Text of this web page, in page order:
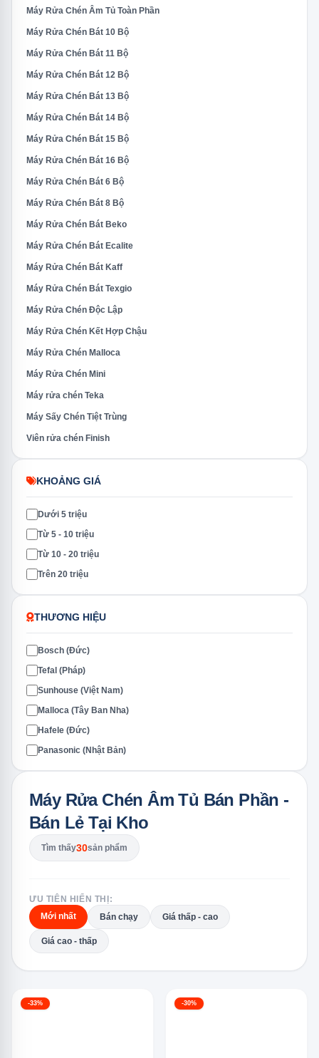
Máy Rửa Chén Âm Tủ Toàn Phần
Máy Rửa Chén Bát 10 Bộ
Máy Rửa Chén Bát 11 Bộ
Máy Rửa Chén Bát 12 Bộ
Máy Rửa Chén Bát 13 Bộ
Máy Rửa Chén Bát 14 Bộ
Máy Rửa Chén Bát 15 Bộ
Máy Rửa Chén Bát 16 Bộ
Máy Rửa Chén Bát 6 Bộ
Máy Rửa Chén Bát 8 Bộ
Máy Rửa Chén Bát Beko
Máy Rửa Chén Bát Ecalite
Máy Rửa Chén Bát Kaff
Máy Rửa Chén Bát Texgio
Máy Rửa Chén Độc Lập
Máy Rửa Chén Kết Hợp Chậu
Máy Rửa Chén Malloca
Máy Rửa Chén Mini
Máy rửa chén Teka
Máy Sấy Chén Tiệt Trùng
Viên rửa chén Finish
KHOẢNG GIÁ
Dưới 5 triệu
Từ 5 - 10 triệu
Từ 10 - 20 triệu
Trên 20 triệu
THƯƠNG HIỆU
Bosch (Đức)
Tefal (Pháp)
Sunhouse (Việt Nam)
Malloca (Tây Ban Nha)
Hafele (Đức)
Panasonic (Nhật Bản)
Máy Rửa Chén Âm Tủ Bán Phần -
Bán Lẻ Tại Kho
Tìm thấy30sản phẩm
ƯU TIÊN HIỂN THỊ:
Mới nhất
Bán chạy Giá thấp - cao
Giá cao - thấp
-33% -30%